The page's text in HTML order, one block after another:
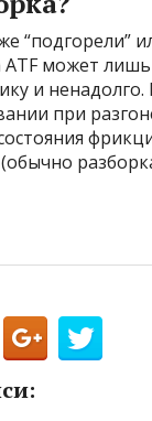
“подгорели”
может
и ненадолго.
при